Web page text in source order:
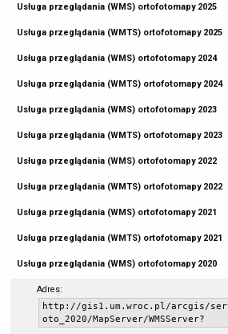
Usługa przeglądania (WMS) ortofotomapy 2025
Usługa przeglądania (WMTS) ortofotomapy 2025
Usługa przeglądania (WMS) ortofotomapy 2024
Usługa przeglądania (WMTS) ortofotomapy 2024
Usługa przeglądania (WMS) ortofotomapy 2023
Usługa przeglądania (WMTS) ortofotomapy 2023
Usługa przeglądania (WMS) ortofotomapy 2022
Usługa przeglądania (WMTS) ortofotomapy 2022
Usługa przeglądania (WMS) ortofotomapy 2021
Usługa przeglądania (WMTS) ortofotomapy 2021
Usługa przeglądania (WMS) ortofotomapy 2020
Adres:
http://gis1.um.wroc.pl/arcgis/
oto_2020/MapServer/WMSServer?